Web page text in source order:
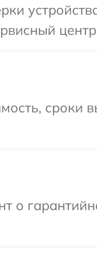
сроки
о